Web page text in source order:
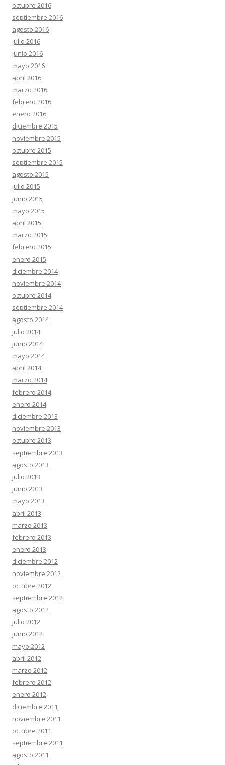
octubre 2016
septiembre 2016
agosto 2016
julio 2016
junio 2016
mayo 2016
abril 2016
marzo 2016
febrero 2016
enero 2016
diciembre 2015
noviembre 2015
octubre 2015
septiembre 2015
agosto 2015
julio 2015
junio 2015
mayo 2015
abril 2015
marzo 2015
febrero 2015
enero 2015
diciembre 2014
noviembre 2014
octubre 2014
septiembre 2014
agosto 2014
julio 2014
junio 2014
mayo 2014
abril 2014
marzo 2014
febrero 2014
enero 2014
diciembre 2013
noviembre 2013
octubre 2013
septiembre 2013
agosto 2013
julio 2013
junio 2013
mayo 2013
abril 2013
marzo 2013
febrero 2013
enero 2013
diciembre 2012
noviembre 2012
octubre 2012
septiembre 2012
agosto 2012
julio 2012
junio 2012
mayo 2012
abril 2012
marzo 2012
febrero 2012
enero 2012
diciembre 2011
noviembre 2011
octubre 2011
septiembre 2011
agosto 2011